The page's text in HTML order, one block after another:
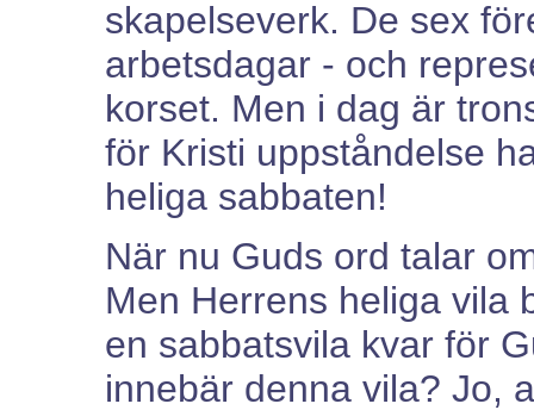
skapelseverk. De sex
arbetsdagar - och
korset. Men i dag är
för Kristi uppståndelse
heliga sabbaten!
När nu Guds ord talar
Men Herrens heliga vila
en sabbatsvila kvar för
innebär denna vila? Jo,